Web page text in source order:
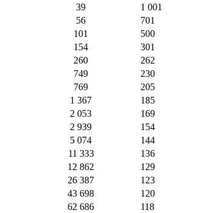
39
1 001
56
701
101
500
154
301
260
262
749
230
769
205
1 367
185
2 053
169
2 939
154
5 074
144
11 333
136
12 862
129
26 387
123
43 698
120
62 686
118